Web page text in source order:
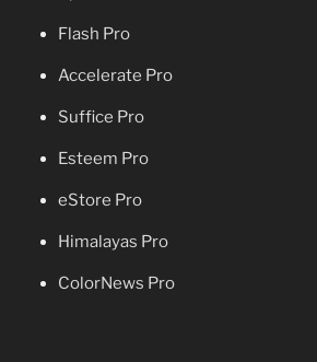
Flash Pro
Accelerate Pro
Suffice Pro
Esteem Pro
eStore Pro
Himalayas Pro
ColorNews Pro